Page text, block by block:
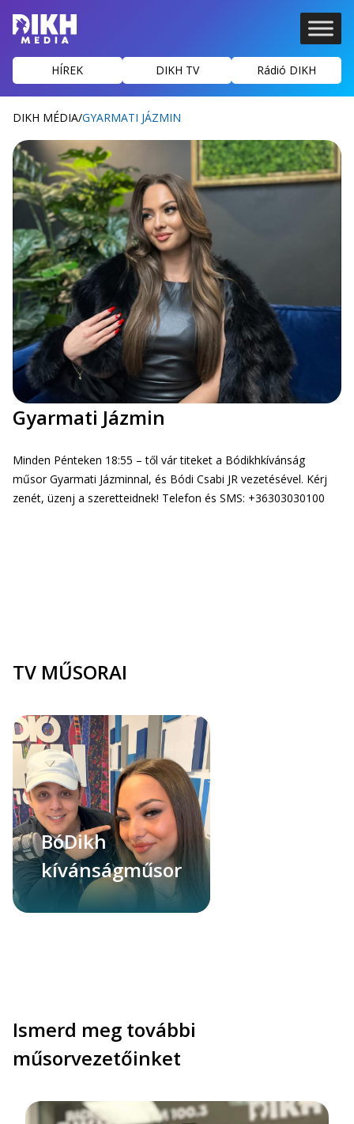
HÍREK DIKH TV Rádió DIKH
DIKH MÉDIA/GYARMATI JÁZMIN
Gyarmati Jázmin
Minden Pénteken 18:55 – től vár titeket a Bódikhkívánság
műsor Gyarmati Jázminnal, és Bódi Csabi JR vezetésével. Kérj
zenét, üzenj a szeretteidnek! Telefon és SMS: +36303030100
TV MŰSORAI
BóDikh
kívánságműsor
Ismerd meg további
műsorvezetőinket